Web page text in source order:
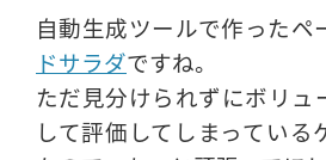
自動生成ツールで作ったペ
ドサラダですね。
ただ見分けられずにボリュ
して評価してしまっている